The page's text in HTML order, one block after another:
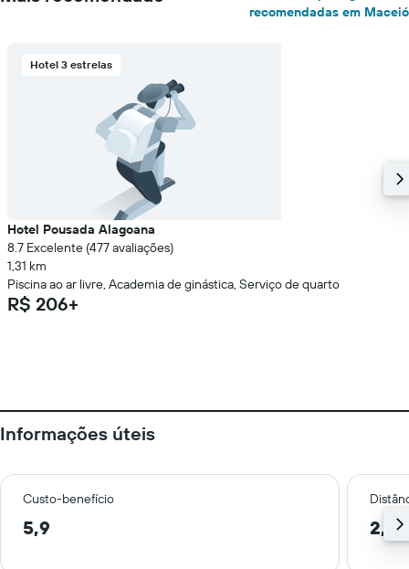
recomendadas em Maceió
Hotel 3 estrelas
Hotel Pousada Alagoana
8.7 Excelente (477 avaliações)
1,31 km
Piscina ao ar livre, Academia de ginástica, Serviço de quarto
R$ 206+
Informações úteis
Custo-benefício
5,9 2,5